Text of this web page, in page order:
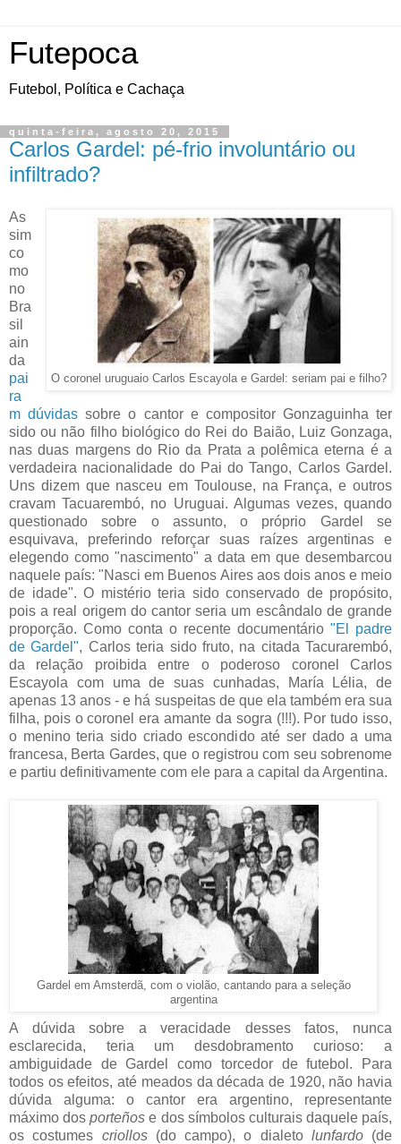
Futepoca
Futebol, Política e Cachaça
quinta-feira, agosto 20, 2015
Carlos Gardel: pé-frio involuntário ou
infiltrado?
O coronel uruguaio Carlos Escayola e Gardel: seriam pai e filho?
As
sim
co
mo
no
Bra
sil
ain
da
pai
ra
m dúvidas sobre o cantor e compositor Gonzaguinha ter
sido ou não filho biológico do Rei do Baião, Luiz Gonzaga,
nas duas margens do Rio da Prata a polêmica eterna é a
verdadeira nacionalidade do Pai do Tango, Carlos Gardel.
Uns dizem que nasceu em Toulouse, na França, e outros
cravam Tacuarembó, no Uruguai. Algumas vezes, quando
questionado sobre o assunto, o próprio Gardel se
esquivava, preferindo reforçar suas raízes argentinas e
elegendo como "nascimento" a data em que desembarcou
naquele país: "Nasci em Buenos Aires aos dois anos e meio
de idade". O mistério teria sido conservado de propósito,
pois a real origem do cantor seria um escândalo de grande
proporção. Como conta o recente documentário "El padre
de Gardel", Carlos teria sido fruto, na citada Tacurarembó,
da relação proibida entre o poderoso coronel Carlos
Escayola com uma de suas cunhadas, María Lélia, de
apenas 13 anos - e há suspeitas de que ela também era sua
filha, pois o coronel era amante da sogra (!!!). Por tudo isso,
o menino teria sido criado escondido até ser dado a uma
francesa, Berta Gardes, que o registrou com seu sobrenome
e partiu definitivamente com ele para a capital da Argentina.
Gardel em Amsterdã, com o violão, cantando para a seleção
argentina
A dúvida sobre a veracidade desses fatos, nunca
esclarecida, teria um desdobramento curioso: a
ambiguidade de Gardel como torcedor de futebol. Para
todos os efeitos, até meados da década de 1920, não havia
dúvida alguma: o cantor era argentino, representante
máximo dosporteños e dos símbolos culturais daquele país,
os costumes criollos(do campo), o dialeto lunfardo(de